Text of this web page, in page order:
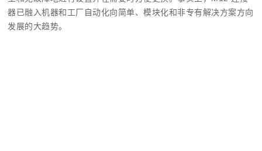
器已融入机器和工厂自动化向简单、模块化和非专有解决方案方向
发展的大趋势。